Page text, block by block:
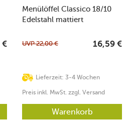
€
Menülöffel Classico 18/10
Edelstahl mattiert
Lieferzeit: 3-4 Wochen
UVP22,00 € 16,59 €
Preis inkl. MwSt. zzgl. Versand
Warenkorb